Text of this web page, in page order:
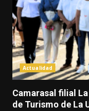
Actualidad
Camarasal filial
de Turismo de La